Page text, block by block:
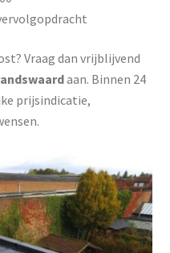
Vraag dan vrijblijvend
aan. Binnen 24
prijsindicatie,